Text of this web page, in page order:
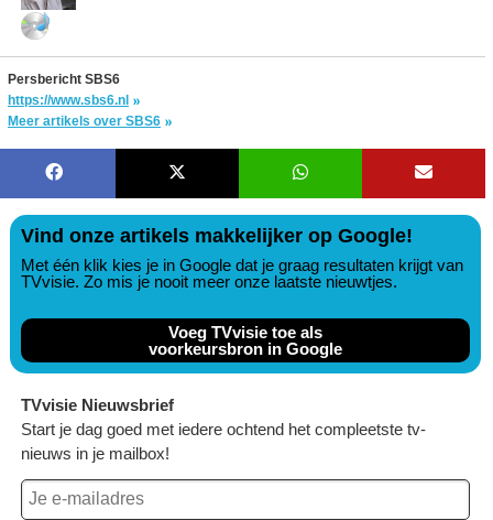
Persbericht SBS6
https://www.sbs6.nl
Meer artikels over SBS6
Vind onze artikels makkelijker op Google!
Met één klik kies je in Google dat je graag resultaten krijgt van
TVvisie. Zo mis je nooit meer onze laatste nieuwtjes.
Voeg TVvisie toe als
voorkeursbron in Google
TVvisie Nieuwsbrief
Start je dag goed met iedere ochtend het compleetste tv-
nieuws in je mailbox!